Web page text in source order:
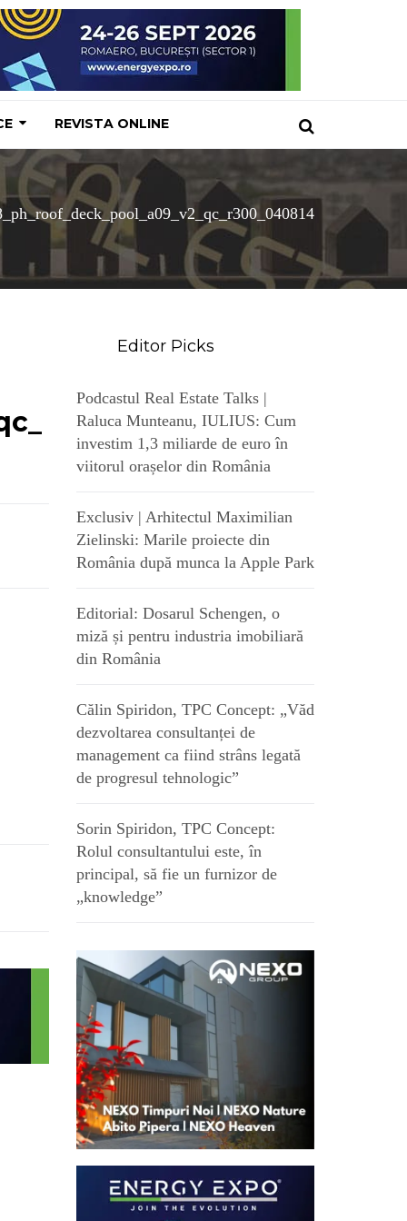
REVISTA ONLINE
Editor Picks
Podcastul Real Estate Talks |
Raluca Munteanu, IULIUS: Cum
investim 1,3 miliarde de euro în
viitorul orașelor din România
Exclusiv | Arhitectul Maximilian
Zielinski: Marile proiecte din
România după munca la Apple Park
Editorial: Dosarul Schengen, o
miză și pentru industria imobiliară
din România
Călin Spiridon, TPC Concept: „Văd
dezvoltarea consultanței de
management ca fiind strâns legată
de progresul tehnologic”
Sorin Spiridon, TPC Concept:
Rolul consultantului este, în
principal, să fie un furnizor de
„knowledge”